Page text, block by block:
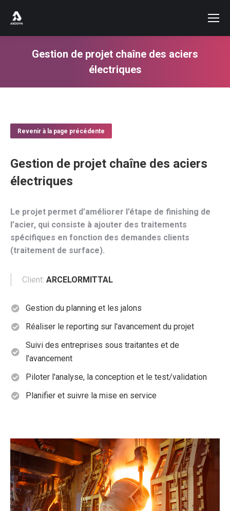
Gestion de projet chaîne des aciers
électriques
Revenir à la page précédente
Gestion de projet chaîne des aciers
électriques
Le projet permet d’améliorer l’étape de finishing de
l’acier, qui consiste à ajouter des traitements
spécifiques en fonction des demandes clients
(traitement de surface).
Client: ARCELORMITTAL
Gestion du planning et les jalons
Réaliser le reporting sur l'avancement du projet
Suivi des entreprises sous traitantes et de
l'avancement
Piloter l'analyse, la conception et le test/validation
Planifier et suivre la mise en service